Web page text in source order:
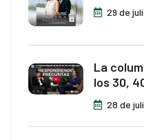
29 de
La
los 30,
28 de